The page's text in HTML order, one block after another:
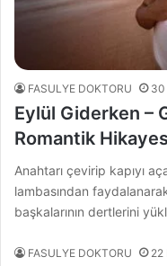
FASULYE DOKTORU 30
Eylül Giderken –
Romantik
Anahtarı çevirip kapıyı
lambasından faydalanarak
başkalarının dertlerini
FASULYE DOKTORU 22